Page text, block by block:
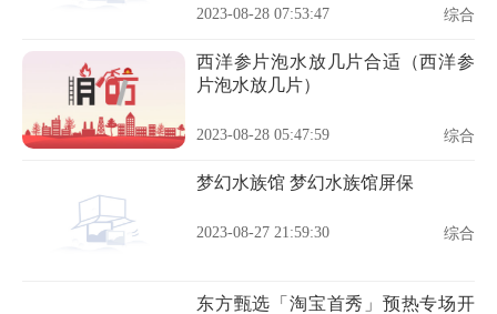
2023-08-28 07:53:47 综合
西洋参片泡水放几片合适（西洋参
片泡水放几片）
2023-08-28 05:47:59 综合
梦幻水族馆 梦幻水族馆屏保
2023-08-27 21:59:30 综合
东方甄选「淘宝首秀」预热专场开